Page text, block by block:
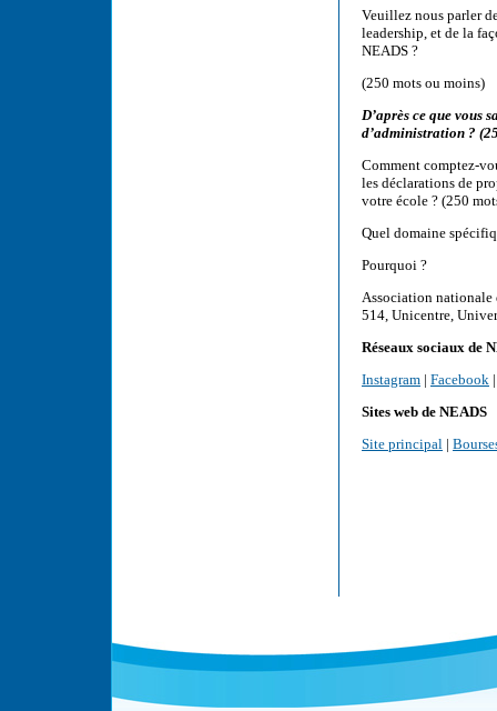
Veuillez nous parler
leadership, et de la
NEADS ?
(250 mots ou moins)
D’après ce que vous
d’administration ?
Comment comptez-
les déclarations de
votre école ? (250
Quel domaine
Pourquoi ?
Association nationale
514, Unicentre,
Réseaux sociaux de
Instagram | Facebook
Sites web de NEADS
Site principal |